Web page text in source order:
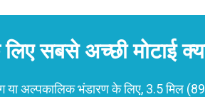
सबसे अच्छी मोटाई
या अल्पकालिक भंडारण के लिए, 3.5 मिल